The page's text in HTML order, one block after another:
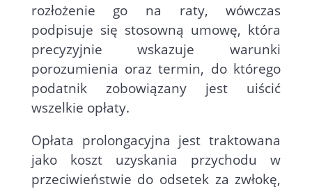
rozłożenie go na raty, wówczas
podpisuje się stosowną umowę, która
precyzyjnie wskazuje warunki
porozumienia oraz termin, do którego
podatnik zobowiązany jest uiścić
wszelkie opłaty.
Opłata prolongacyjna jest traktowana
jako koszt uzyskania przychodu w
przeciwieństwie do odsetek za zwłokę,